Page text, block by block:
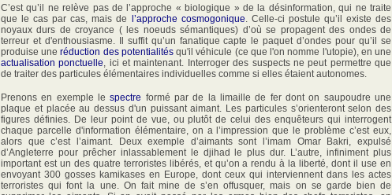
C’est qu’il ne relève pas de l’approche « biologique » de la désinformation, qui ne traite
que le cas par cas, mais de l’approche cosmogonique . Celle-ci postule qu’il existe des
noyaux durs de croyance ( les noeuds sémantiques) d’où se propagent des ondes de
terreur et d'enthousiasme. Il suffit qu’un fanatique capte le paquet d’ondes pour qu’il se
produise uneréduction des potentialitésqu'il véhicule (ce que l'on nomme l'utopie), en une
actualisation ponctuelle , ici et maintenant. Interroger des suspects ne peut permettre que
de traiter des particules élémentaires individuelles comme si elles étaient autonomes.
Prenons en exemple lespectre formé par de la limaille de fer dont on saupoudre une
plaque et placée au dessus d'un puissant aimant. Les particules s’orienteront selon des
figures définies. De leur point de vue, ou plutôt de celui des enquêteurs qui interrogent
chaque parcelle d'information élémentaire, on a l’impression que le problème c’est eux,
alors que c’est l’aimant. Deux exemple d’aimants sont l’imam Omar Bakri, expulsé
d’Angleterre pour prêcher inlassablement le djihad le plus dur. L’autre, infiniment plus
important est un des quatre terroristes libérés, et qu’on a rendu à la liberté, dont il use en
envoyant 300 gosses kamikases en Europe, dont ceux qui interviennent dans les actes
terroristes qui font la une. On fait mine de s’en offusquer, mais on se garde bien de